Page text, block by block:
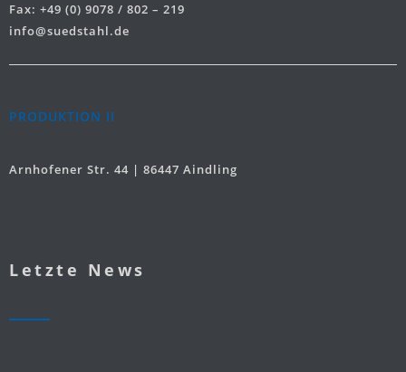
Fax: +49 (0) 9078 / 802 – 219
info@suedstahl.de
PRODUKTION II
Arnhofener Str. 44 | 86447 Aindling
Letzte News